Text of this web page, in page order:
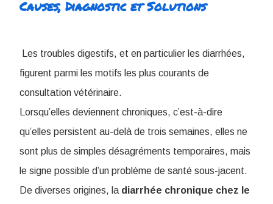
Causes, Diagnostic et Solutions
Les troubles digestifs, et en particulier les diarrhées,
figurent parmi les motifs les plus courants de
consultation vétérinaire.
Lorsqu’elles deviennent chroniques, c’est-à-dire
qu’elles persistent au-delà de trois semaines, elles ne
sont plus de simples désagréments temporaires, mais
le signe possible d’un problème de santé sous-jacent.
De diverses origines, la diarrhée chronique chez le